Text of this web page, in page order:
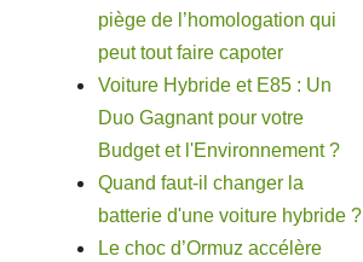
piège de l’homologation qui
peut tout faire capoter
Voiture Hybride et E85 : Un
Duo Gagnant pour votre
Budget et l'Environnement ?
Quand faut-il changer la
batterie d'une voiture hybride ?
Le choc d’Ormuz accélère